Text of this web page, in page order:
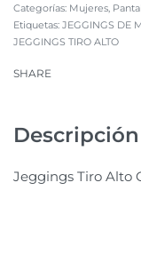
Categorías: Mujeres
Etiquetas: JEGGINGS DE
JEGGINGS TIRO ALTO
SHARE
Descripción
Jeggings Tiro Alto